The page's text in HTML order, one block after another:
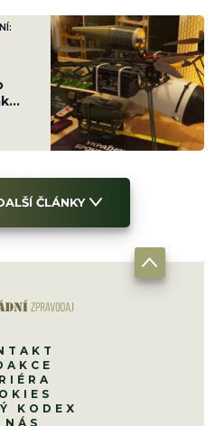
ČLÁNKY
KODEX
NÁS